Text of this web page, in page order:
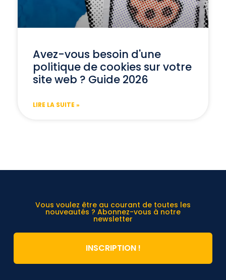
Avez-vous besoin d'une
politique de cookies sur votre
site web ? Guide 2026
LIRE LA SUITE »
Vous voulez être au courant de toutes les
nouveautés ? Abonnez-vous à notre
newsletter
INSCRIPTION !